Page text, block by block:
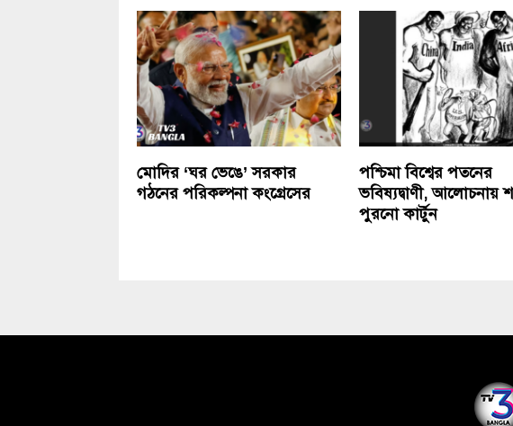
মোদির ‘ঘর ভেঙে’ সরকার
গঠনের পরিকল্পনা কংগ্রেসের
পশ্চিমা বিশ্বের পতনের
ভবিষ্যদ্বাণী, আলোচনায়
পুরনো কার্টুন